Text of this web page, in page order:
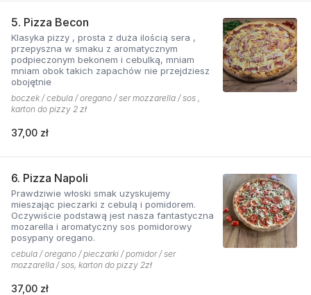
5. Pizza Becon
Klasyka pizzy , prosta z duża ilością sera ,
przepyszna w smaku z aromatycznym
podpieczonym bekonem i cebulką, mniam
mniam obok takich zapachów nie przejdziesz
obojętnie
boczek / cebula / oregano / ser mozzarella / sos ,
karton do pizzy 2 zł
37,00 zł
6. Pizza Napoli
Prawdziwie włoski smak uzyskujemy
mieszając pieczarki z cebulą i pomidorem.
Oczywiście podstawą jest nasza fantastyczna
mozarella i aromatyczny sos pomidorowy
posypany oregano.
cebula / oregano / pieczarki / pomidor / ser
mozzarella / sos, karton do pizzy 2zł
37,00 zł